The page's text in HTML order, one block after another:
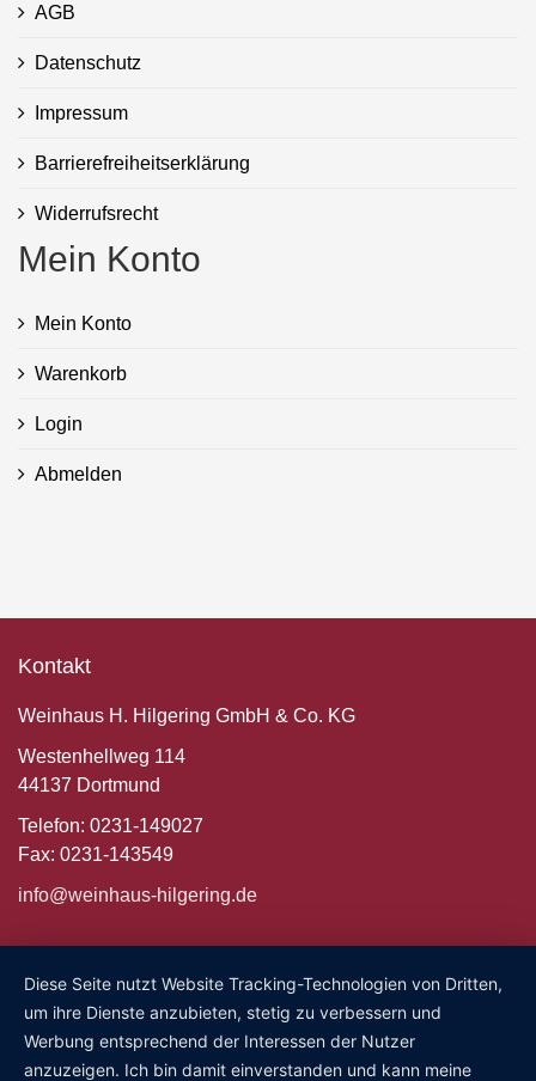
AGB
Datenschutz
Impressum
Barrierefreiheitserklärung
Widerrufsrecht
Mein Konto
Mein Konto
Warenkorb
Login
Abmelden
Kontakt
Weinhaus H. Hilgering GmbH & Co. KG
Westenhellweg 114
44137 Dortmund
Telefon: 0231-149027
Fax: 0231-143549
info@weinhaus-hilgering.de
Diese Seite nutzt Website Tracking-Technologien von Dritten,
um ihre Dienste anzubieten, stetig zu verbessern und
Werbung entsprechend der Interessen der Nutzer
anzuzeigen. Ich bin damit einverstanden und kann meine